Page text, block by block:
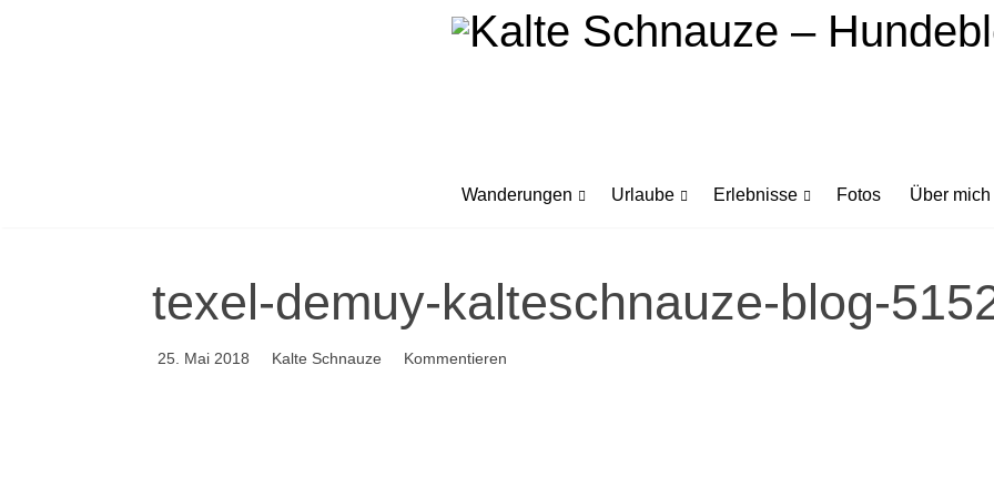
Wanderungen Urlaube Erlebnisse Fotos Über mich
texel-demuy-kalteschnauze-blog-
25. Mai 2018 Kalte Schnauze Kommentieren